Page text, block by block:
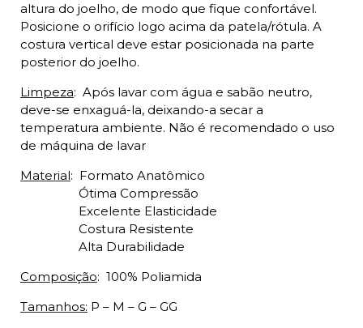
altura do joelho, de modo que fique confortável.
Posicione o orifício logo acima da patela/rótula. A
costura vertical deve estar posicionada na parte
posterior do joelho.
Limpeza: Após lavar com água e sabão neutro,
deve-se enxaguá-la, deixando-a secar a
temperatura ambiente. Não é recomendado o uso
de máquina de lavar
Material: Formato Anatômico
Ótima Compressão
Excelente Elasticidade
Costura Resistente
Alta Durabilidade
Composição: 100% Poliamida
Tamanhos: P – M – G – GG